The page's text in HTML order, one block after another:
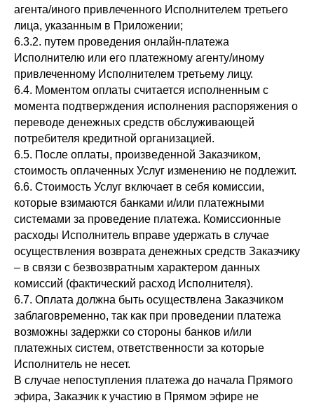
агента/иного привлеченного Исполнителем третьего
лица, указанным в Приложении;
6.3.2. путем проведения онлайн-платежа
Исполнителю или его платежному агенту/иному
привлеченному Исполнителем третьему лицу.
6.4. Моментом оплаты считается исполненным с
момента подтверждения исполнения распоряжения о
переводе денежных средств обслуживающей
потребителя кредитной организацией.
6.5. После оплаты, произведенной Заказчиком,
стоимость оплаченных Услуг изменению не подлежит.
6.6. Стоимость Услуг включает в себя комиссии,
которые взимаются банками и/или платежными
системами за проведение платежа. Комиссионные
расходы Исполнитель вправе удержать в случае
осуществления возврата денежных средств Заказчику
– в связи с безвозвратным характером данных
комиссий (фактический расход Исполнителя).
6.7. Оплата должна быть осуществлена Заказчиком
заблаговременно, так как при проведении платежа
возможны задержки со стороны банков и/или
платежных систем, ответственности за которые
Исполнитель не несет.
В случае непоступления платежа до начала Прямого
эфира, Заказчик к участию в Прямом эфире не